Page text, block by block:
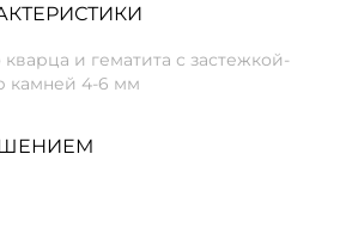
и гематита с застежкой-
камней 4-6 мм